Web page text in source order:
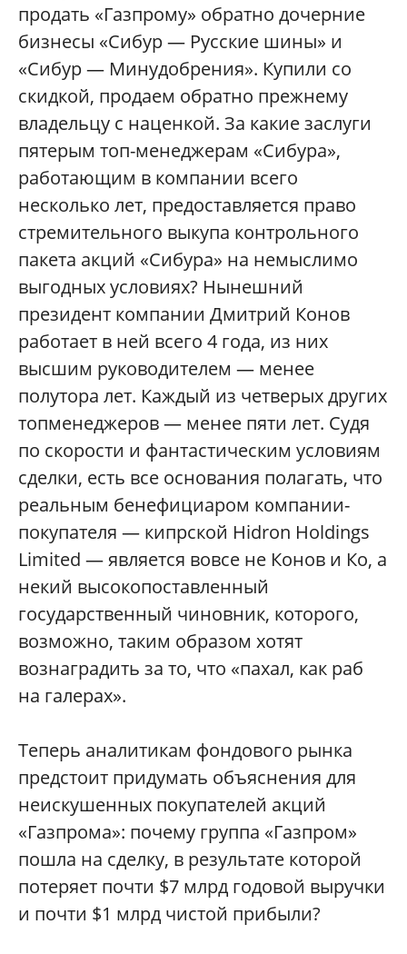
продать «Газпрому» обратно дочерние
бизнесы «Сибур — Русские шины» и
«Сибур — Минудобрения». Купили со
скидкой, продаем обратно прежнему
владельцу с наценкой. За какие заслуги
пятерым топ-менеджерам «Сибура»,
работающим в компании всего
несколько лет, предоставляется право
стремительного выкупа контрольного
пакета акций «Сибура» на немыслимо
выгодных условиях? Нынешний
президент компании Дмитрий Конов
работает в ней всего 4 года, из них
высшим руководителем — менее
полутора лет. Каждый из четверых других
топменеджеров — менее пяти лет. Судя
по скорости и фантастическим условиям
сделки, есть все основания полагать, что
реальным бенефициаром компании-
покупателя — кипрской Hidron Holdings
Limited — является вовсе не Конов и Ко, а
некий высокопоставленный
государственный чиновник, которого,
возможно, таким образом хотят
вознаградить за то, что «пахал, как раб
на галерах».
Теперь аналитикам фондового рынка
предстоит придумать объяснения для
неискушенных покупателей акций
«Газпрома»: почему группа «Газпром»
пошла на сделку, в результате которой
потеряет почти $7 млрд годовой выручки
и почти $1 млрд чистой прибыли?